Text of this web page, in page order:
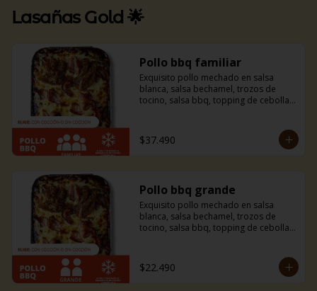
Lasañas Gold 🌟
Pollo bbq familiar
Exquisito pollo mechado en salsa
blanca, salsa bechamel, trozos de
tocino, salsa bbq, topping de cebolla
la bbq esta combinación es ideal para
ti, te fascinará.
$37.490
Pollo bbq grande
Exquisito pollo mechado en salsa
blanca, salsa bechamel, trozos de
tocino, salsa bbq, topping de cebolla
la bbq esta combinación es ideal para
ti, te fascinará.
$22.490